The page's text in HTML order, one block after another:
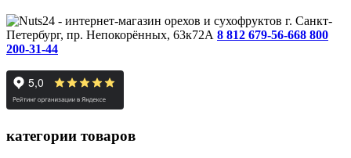
г. Санкт-
Петербург, пр. Непокорённых, 63к72А 8 812 679-56-668 800
200-31-44
категории товаров